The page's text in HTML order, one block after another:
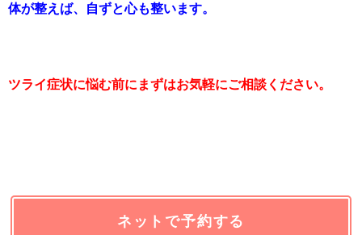
体が整えば、自ずと心も整います。
ツライ症状に悩む前にまずはお気軽にご相談ください。
ネットで予約する